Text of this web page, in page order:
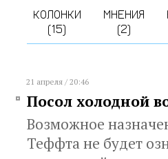
КОЛОНКИ
(15)
МНЕНИЯ
(2)
21 апреля / 20:46
Посол холодной
Возможное
Теффта не будет